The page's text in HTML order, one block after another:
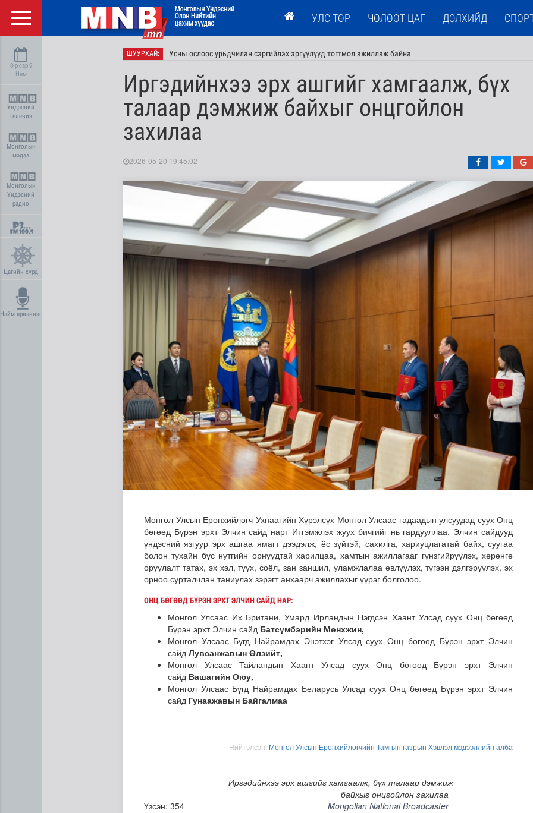
УЛС ТӨР ЧӨЛӨӨТ ЦАГ ДЭЛХИЙД
8-р сар 9
Ням
Үндэсний
телевиз
Монголын
мэдээ
Монголын
Үндэсний
радио
Цагийн хүрд
Найм арваннэг
ШУУРХАЙ: Усны ослоос урьдчилан сэргийлэх эргүүлүүд тогтмол ажиллаж байна
Манай улс 3.10 тонн алт гадаадад гаргажээ
“Дүрслэх урлагийн оюуны өв сан” тусгай үзэсгэлэн нээгдлээ
Иргэдийнхээ эрх ашгийг хамгаалж, бүх
талаар дэмжиж байхыг онцгойлон
захилаа
2026-05-20 19:45:02
Монгол Улсын Ерөнхийлөгч Ухнаагийн Хүрэлсүх Монгол Улсаас гадаадын улсуудад суух Онц
бөгөөд Бүрэн эрхт Элчин сайд нарт Итгэмжлэх жуух бичгийг нь гардууллаа. Элчин сайдууд
үндэсний язгуур эрх ашгаа ямагт дээдэлж, ёс зүйтэй, сахилга, хариуцлагатай байх, суугаа
болон тухайн бүс нутгийн орнуудтай харилцаа, хамтын ажиллагааг гүнзгийрүүлэх, хөрөнгө
оруулалт татах, эх хэл, түүх, соёл, зан заншил, уламжлалаа өвлүүлэх, түгээн дэлгэрүүлэх, эх
орноо сурталчлан таниулах зэрэгт анхаарч ажиллахыг үүрэг болголоо.
ОНЦ БӨГӨӨД БҮРЭН ЭРХТ ЭЛЧИН САЙД НАР:
Монгол Улсаас Их Британи, Умард Ирландын Нэгдсэн Хаант Улсад суух Онц бөгөөд
Бүрэн эрхт Элчин сайд Батсүмбэрийн Мөнхжин,
Монгол Улсаас Бүгд Найрамдах Энэтхэг Улсад суух Онц бөгөөд Бүрэн эрхт Элчин
сайд Лувсанжавын Өлзийт,
Монгол Улсаас Тайландын Хаант Улсад суух Онц бөгөөд Бүрэн эрхт Элчин
сайд Вашагийн Оюу,
Монгол Улсаас Бүгд Найрамдах Беларусь Улсад суух Онц бөгөөд Бүрэн эрхт Элчин
сайд Гунаажавын Байгалмаа
Нийтэлсэн: Монгол Улсын Ерөнхийлөгчийн Тамгын газрын Хэвлэл мэдээллийн алба
Иргэдийнхээ эрх ашгийг хамгаалж, бүх талаар дэмжиж
байхыг онцгойлон захилаа
Үзсэн: 354
Mongolian National Broadcaster